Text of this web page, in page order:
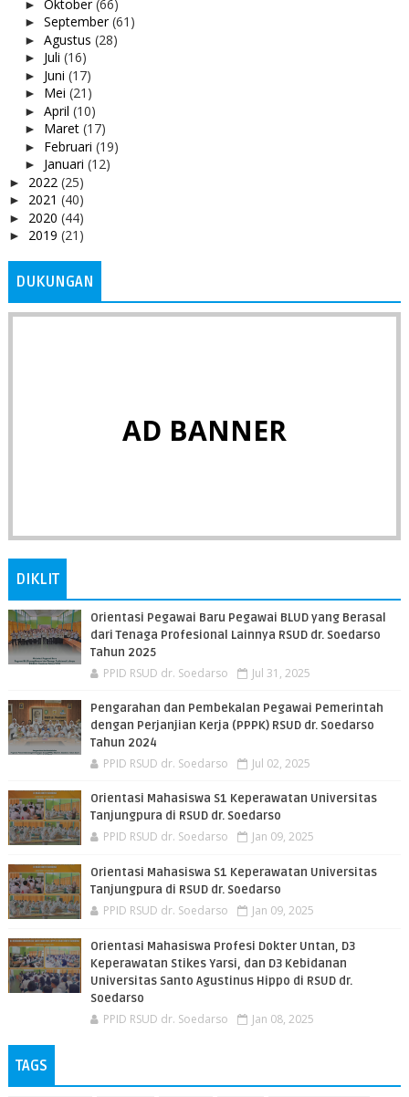
► Oktober(66)
► September(61)
► Agustus (28)
► Juli (16)
► Juni (17)
► Mei (21)
► April (10)
► Maret (17)
► Februari (19)
► Januari (12)
► 2022 (25)
► 2021 (40)
► 2020 (44)
► 2019 (21)
DUKUNGAN
AD BANNER
DIKLIT
Orientasi Pegawai Baru Pegawai BLUD yang Berasal
dari Tenaga Profesional Lainnya RSUD dr. Soedarso
Tahun 2025
PPID RSUD dr. Soedarso Jul 31, 2025
Pengarahan dan Pembekalan Pegawai Pemerintah
dengan Perjanjian Kerja (PPPK) RSUD dr. Soedarso
Tahun 2024
PPID RSUD dr. Soedarso Jul 02, 2025
Orientasi Mahasiswa S1 Keperawatan Universitas
Tanjungpura di RSUD dr. Soedarso
PPID RSUD dr. Soedarso Jan 09, 2025
Orientasi Mahasiswa S1 Keperawatan Universitas
Tanjungpura di RSUD dr. Soedarso
PPID RSUD dr. Soedarso Jan 09, 2025
Orientasi Mahasiswa Profesi Dokter Untan, D3
Keperawatan Stikes Yarsi, dan D3 Kebidanan
Universitas Santo Agustinus Hippo di RSUD dr.
Soedarso
PPID RSUD dr. Soedarso Jan 08, 2025
TAGS